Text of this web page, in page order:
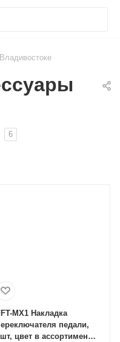
6
MX1 Накладка
педали,
цвет в ассортименте.